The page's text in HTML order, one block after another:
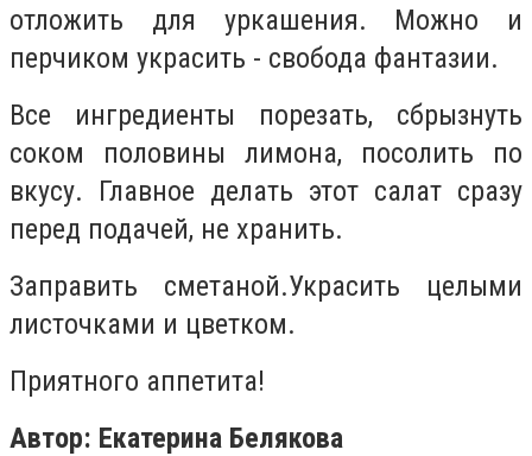
отложить для уркашения. Можно и
перчиком украсить - свобода фантазии.
Все ингредиенты порезать, сбрызнуть
соком половины лимона, посолить по
вкусу. Главное делать этот салат сразу
перед подачей, не хранить.
Заправить сметаной.Украсить целыми
листочками и цветком.
Приятного аппетита!
Автор: Екатерина Белякова